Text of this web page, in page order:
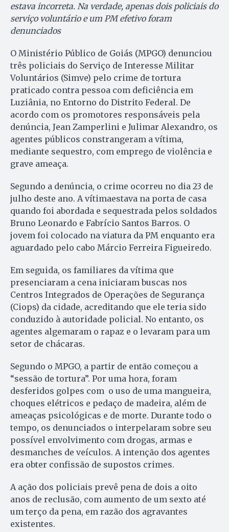
estava incorreta. Na verdade, apenas dois policiais do
serviço voluntário e um PM efetivo foram
denunciados
O Ministério Público de Goiás (MPGO) denunciou
três policiais do Serviço de Interesse Militar
Voluntários (Simve) pelo crime de tortura
praticado contra pessoa com deficiência em
Luziânia, no Entorno do Distrito Federal. De
acordo com os promotores responsáveis pela
denúncia, Jean Zamperlini e Julimar Alexandro, os
agentes públicos constrangeram a vítima,
mediante sequestro, com emprego de violência e
grave ameaça.
Segundo a denúncia, o crime ocorreu no dia 23 de
julho deste ano. A vítimaestava na porta de casa
quando foi abordada e sequestrada pelos soldados
Bruno Leonardo e Fabrício Santos Barros. O
jovem foi colocado na viatura da PM enquanto era
aguardado pelo cabo Márcio Ferreira Figueiredo.
Em seguida, os familiares da vítima que
presenciaram a cena iniciaram buscas nos
Centros Integrados de Operações de Segurança
(Ciops) da cidade, acreditando que ele teria sido
conduzido à autoridade policial. No entanto, os
agentes algemaram o rapaz e o levaram para um
setor de chácaras.
Segundo o MPGO, a partir de então começou a
“sessão de tortura”. Por uma hora, foram
desferidos golpes com o uso de uma mangueira,
choques elétricos e pedaço de madeira, além de
ameaças psicológicas e de morte. Durante todo o
tempo, os denunciados o interpelaram sobre seu
possível envolvimento com drogas, armas e
desmanches de veículos. A intenção dos agentes
era obter confissão de supostos crimes.
A ação dos policiais prevê pena de dois a oito
anos de reclusão, com aumento de um sexto até
um terço da pena, em razão dos agravantes
existentes.